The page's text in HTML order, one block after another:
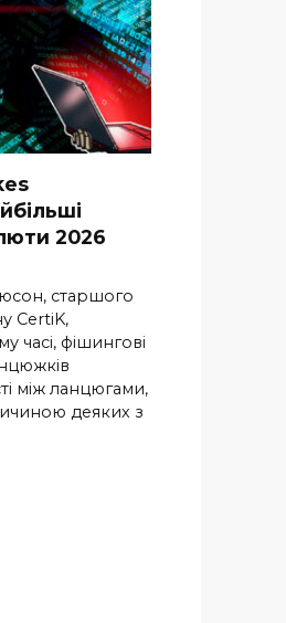
2026
старшого
CertiK,
часі, фішингові
між ланцюгами,
деяких з